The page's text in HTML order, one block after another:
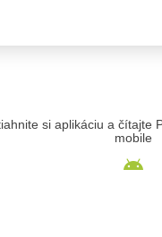
si aplikáciu a čítajte
mobile